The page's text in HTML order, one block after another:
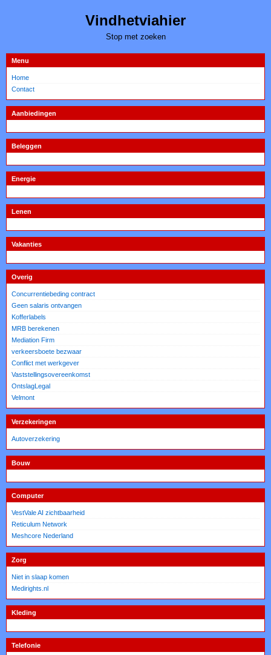
Vindhetviahier
Stop met zoeken
Menu
Home
Contact
Aanbiedingen
Beleggen
Energie
Lenen
Vakanties
Overig
Concurrentiebeding contract
Geen salaris ontvangen
Kofferlabels
MRB berekenen
Mediation Firm
verkeersboete bezwaar
Conflict met werkgever
Vaststellingsovereenkomst
OntslagLegal
Velmont
Verzekeringen
Autoverzekering
Bouw
Computer
VestVale AI zichtbaarheid
Reticulum Network
Meshcore Nederland
Zorg
Niet in slaap komen
Medirights.nl
Kleding
Telefonie